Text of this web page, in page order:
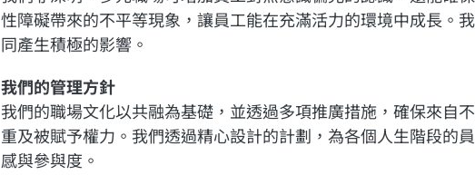
性障礙帶來的不平等現象，讓員工能在充滿活力的環境中成長。
同產生積極的影響。
我們的管理方針
我們的職場文化以共融為基礎，並透過多項推廣措施，確保來自
重及被賦予權力。我們透過精心設計的計劃，為各個人生階段的
感與參與度。